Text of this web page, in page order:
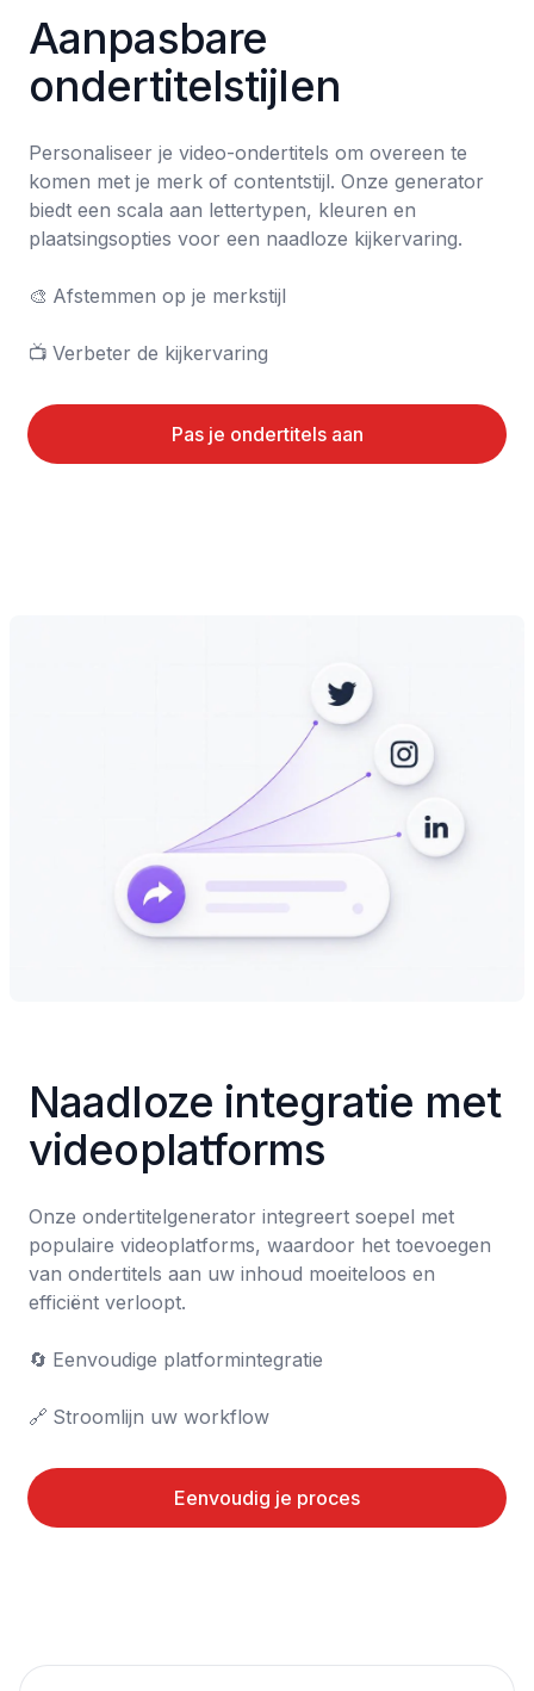
Aanpasbare
ondertitelstijlen
Personaliseer je video-ondertitels om overeen te
komen met je merk of contentstijl. Onze generator
biedt een scala aan lettertypen, kleuren en
plaatsingsopties voor een naadloze kijkervaring.
🎨	Afstemmen op je merkstijl
📺	Verbeter de kijkervaring
Pas je ondertitels aan
Naadloze integratie met
videoplatforms
Onze ondertitelgenerator integreert soepel met
populaire videoplatforms, waardoor het toevoegen
van ondertitels aan uw inhoud moeiteloos en
efficiënt verloopt.
🔄	Eenvoudige platformintegratie
🔗	Stroomlijn uw workflow
Eenvoudig je proces